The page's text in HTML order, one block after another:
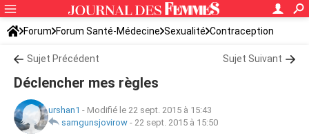
Forum Forum Santé-Médecine Sexualité Contraception
Sujet Précédent Sujet Suivant
Déclencher mes règles
urshan1 - Modifié le 22 sept. 2015 à 15:43
samgunsjovirow - 22 sept. 2015 à 15:50